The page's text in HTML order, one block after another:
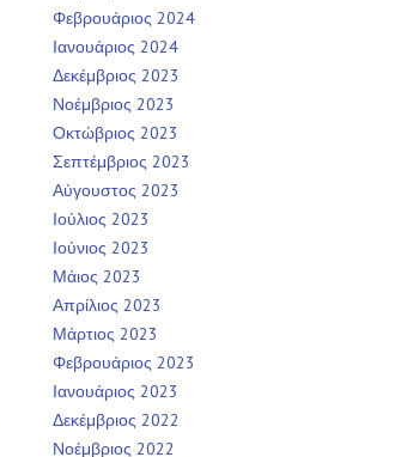
Φεβρουάριος 2024
Ιανουάριος 2024
Δεκέμβριος 2023
Νοέμβριος 2023
Οκτώβριος 2023
Σεπτέμβριος 2023
Αύγουστος 2023
Ιούλιος 2023
Ιούνιος 2023
Μάιος 2023
Απρίλιος 2023
Μάρτιος 2023
Φεβρουάριος 2023
Ιανουάριος 2023
Δεκέμβριος 2022
Νοέμβριος 2022